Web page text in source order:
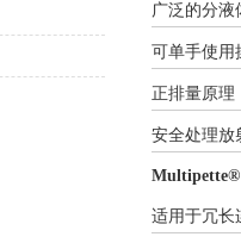
广泛的分液
可单手使用
正排量原理
安全处理放
适用于冗长